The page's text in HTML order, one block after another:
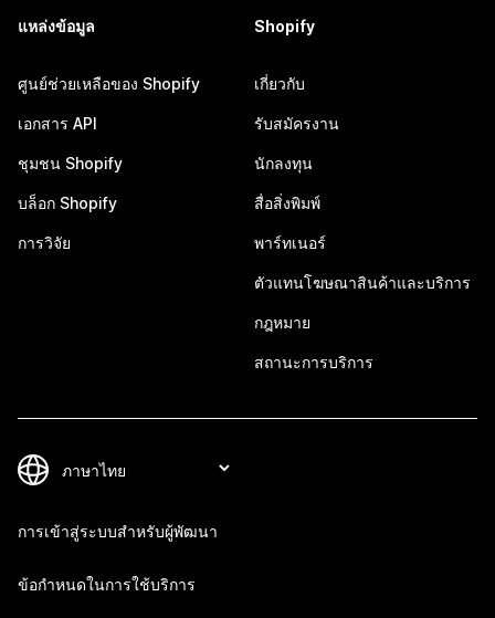
แหล่งข้อมูล
ศูนย์ช่วยเหลือของ Shopify
เอกสาร API
ชุมชน Shopify
บล็อก Shopify
การวิจัย
Shopify
เกี่ยวกับ
รับสมัครงาน
นักลงทุน
สื่อสิ่งพิมพ์
พาร์ทเนอร์
ตัวแทนโฆษณาสินค้าและบริการ
กฎหมาย
สถานะการบริการ
การเข้าสู่ระบบสำหรับผู้พัฒนา
ข้อกำหนดในการใช้บริการ